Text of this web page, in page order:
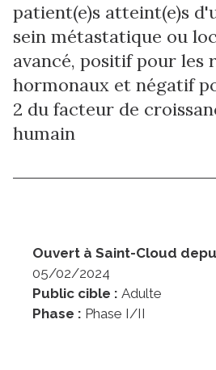
patient(e)s atteint(e)s
sein métastatique ou
avancé, positif pour les
hormonaux et négatif
2 du facteur de
humain
Ouvert à Saint-Cloud
05/02/2024
Public cible : Adulte
Phase : Phase I/II